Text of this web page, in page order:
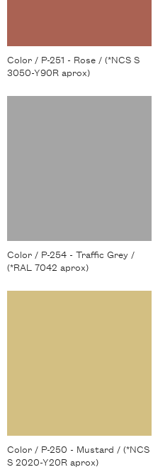
Color / P-251 - Rose / (*NCS S
3050-Y90R aprox)
Color / P-254 - Traffic Grey /
(*RAL 7042 aprox)
Color / P-250 - Mustard / (*NCS
S 2020-Y20R aprox)